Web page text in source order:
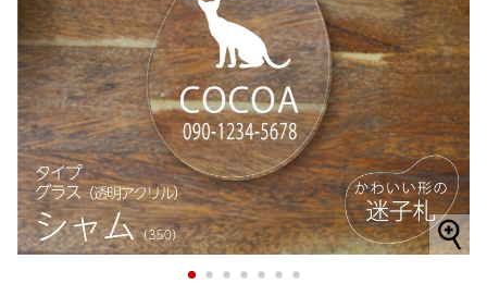
1 2 3 4 5 6 7